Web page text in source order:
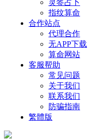
灵签占卜
指纹算命
合作站点
代理合作
无APP下载
算命网站
客服帮助
常见问题
关于我们
联系我们
防骗指南
繁體版